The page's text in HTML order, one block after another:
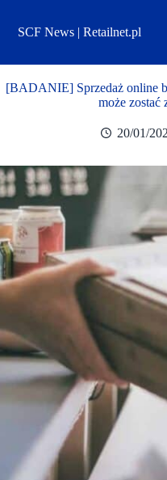
treściSCF News | Retailnet.pl
[BADANIE] Sprzedaż online
może zostać
20/01/